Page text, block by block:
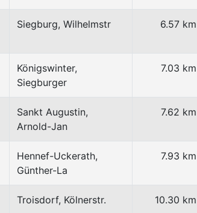
Siegburg, Wilhelmstr 6.57 km
Königswinter,
Siegburger
7.03 km
Sankt Augustin,
Arnold-Jan
7.62 km
Hennef-Uckerath,
Günther-La
7.93 km
Troisdorf, Kölnerstr. 10.30 km